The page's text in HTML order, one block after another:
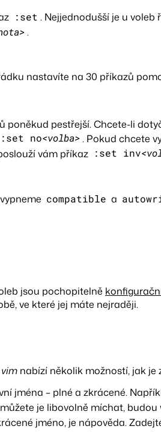
:set . Nejjednodušší je u voleb
.
nastavíte na 30 příkazů
poněkud pestřejší. Chcete-li
:set no<volba> . Pokud chcete
vám příkaz :set inv
compatible a
jsou pochopitelně
ve které jej máte nejraději.
vim nabízí několik možností, jak je
jména – plné a zkrácené.
je libovolně míchat,
jméno, je nápověda.